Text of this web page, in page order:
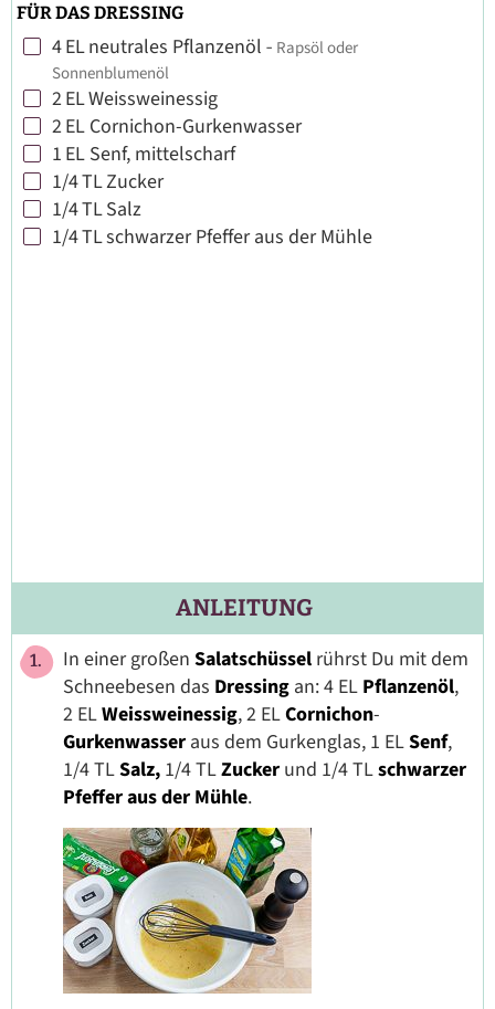
FÜR DAS DRESSING
▢
4ELneutrales Pflanzenöl - Rapsöl oder
Sonnenblumenöl
▢
2ELWeissweinessig
▢
2EL Cornichon-Gurkenwasser
▢
1 EL Senf, mittelscharf
▢
1/4TLZucker
▢
1/4TLSalz
▢
1/4TLschwarzer Pfeffer aus der Mühle
ANLEITUNG
In einer großen Salatschüssel rührst Du mit dem
Schneebesen das Dressing an: 4 EL Pflanzenöl,
2 ELWeissweinessig, 2 ELCornichon-
Gurkenwasser aus dem Gurkenglas, 1 ELSenf,
1/4 TLSalz, 1/4 TLZucker und 1/4 TLschwarzer
Pfeffer aus der Mühle.